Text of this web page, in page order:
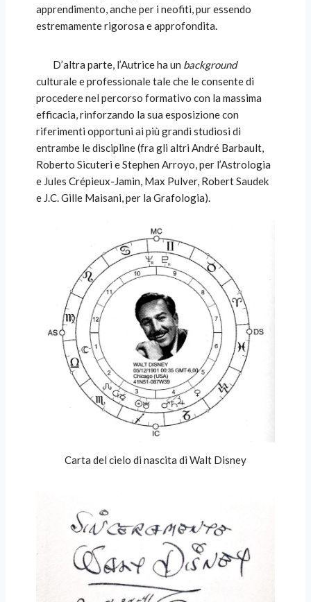
apprendimento, anche per i neofiti, pur essendo
estremamente rigorosa e approfondita.
D’altra parte, l’Autrice ha un background
culturale e professionale tale che le consente di
procedere nel percorso formativo con la massima
efficacia, rinforzando la sua esposizione con
riferimenti opportuni ai più grandi studiosi di
entrambe le discipline (fra gli altri André Barbault,
Roberto Sicuteri e Stephen Arroyo, per l’Astrologia
e Jules Crépieux-Jamin, Max Pulver, Robert Saudek
e J.C. Gille Maisani, per la Grafologia).
Carta del cielo di nascita di Walt Disney